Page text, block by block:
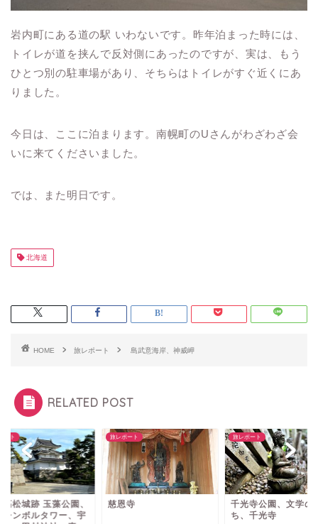
岩内町にある道の駅 いわないです。昨年泊まった時には、
トイレが道を挟んで反対側にあったのですが、実は、もう
ひとつ別の駐車場があり、そちらはトイレがすぐ近くにあ
りました。
今日は、ここに泊まります。南幌町のUさんがわざわざ会
いに来てくださいました。
では、また明日です。
北海道
HOME 旅レポート 島武意海岸、神威岬
RELATED POST
ート
寺
旅レポート
千光寺公園、文学のこみ
旅レポート
史跡高松城跡 玉藻公
高松シンボルタワー